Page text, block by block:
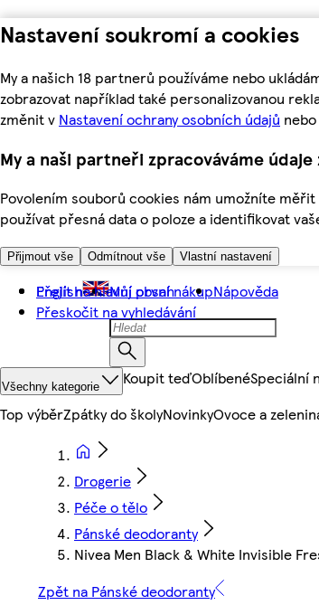
Nastavení soukromí a cookies
My a našich 18 partnerů používáme nebo
zobrazovat například také personalizovanou
změnit v Nastavení ochrany osobních údajů
My a naši partneři zpracováváme
Povolením souborů cookies nám umožníte
používat přesná data o poloze a identifikovat
Přijmout vše Odmítnout vše Vlastní nastavení
Přejít na hlavní obsah
Přeskočit na vyhledávání
English Můj první nákupNápověda
Všechny kategorie Koupit teďOblíbenéSpeciální
Top výběrZpátky do školyNovinkyOvoce a
Drogerie
Péče o tělo
Pánské deodoranty
Nivea Men Black & White Invisible
Zpět na Pánské deodoranty